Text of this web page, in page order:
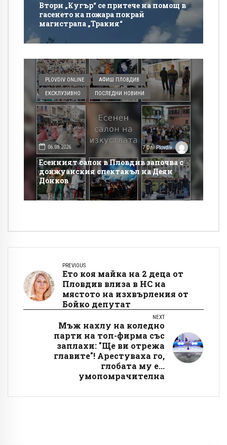
Втори „Кугър“ се притече на помощ в
гасенето на пожара покрай
магистрала „Тракия“
PLOVDIV ONLINE АФИШ ПЛОВДИВ
ЕКСКЛУЗИВНО ПОСЛЕДНИ НОВИНИ
06.08.2026 7 Dni Plovdiv
Есенният салон в Пловдив започва с
донжуанския спектакъл на Деян
Донков
PREVIOUS
Ето коя майка на 2 деца от
Пловдив влиза в НС на
мястото на изхвърления от
Бойко депутат
NEXT
Мъж нахлу на коледно
парти на топ-фирма със
заплахи: "Ще ви отрежа
главите"! Арестуваха го,
глобата му е...
умопомрачителна